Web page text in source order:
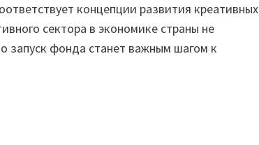
концепции развития креативных
сектора в экономике страны не
запуск фонда станет важным шагом к